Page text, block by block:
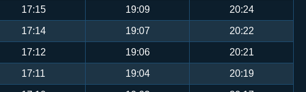
17:15 19:09 20:24
17:14 19:07 20:22
17:12 19:06 20:21
17:11 19:04 20:19